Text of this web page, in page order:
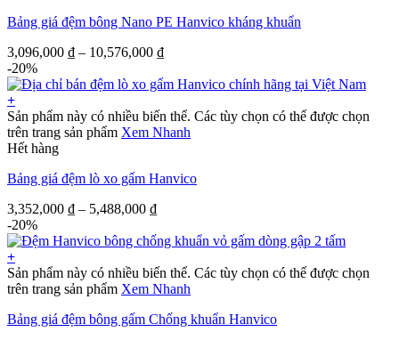
Bảng giá đệm bông Nano PE Hanvico kháng khuẩn
3,096,000 ₫ – 10,576,000 ₫
-20%
+
Sản phẩm này có nhiều biến thể. Các tùy chọn có thể được chọn
trên trang sản phẩm Xem Nhanh
Hết hàng
Bảng giá đệm lò xo gấm Hanvico
3,352,000 ₫ – 5,488,000 ₫
-20%
+
Sản phẩm này có nhiều biến thể. Các tùy chọn có thể được chọn
trên trang sản phẩm Xem Nhanh
Bảng giá đệm bông gấm Chống khuẩn Hanvico